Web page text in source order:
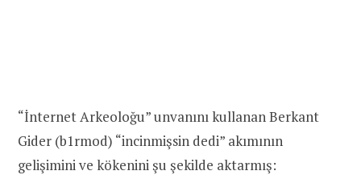
“İnternet Arkeoloğu” unvanını kullanan Berkant
Gider (b1rmod) “incinmişsin dedi” akımının
gelişimini ve kökenini şu şekilde aktarmış: